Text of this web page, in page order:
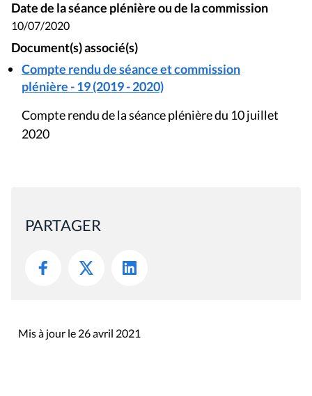
Date de la séance plénière ou de la commission
10/07/2020
Document(s) associé(s)
Compte rendu de séance et commission
plénière - 19 (2019 - 2020)
Compte rendu de la séance plénière du 10 juillet
2020
PARTAGER
Mis à jour le 26 avril 2021